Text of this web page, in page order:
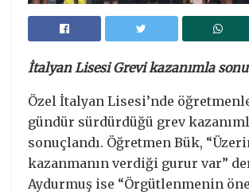
İtalyan Lisesi Grevi kazanımla
Özel İtalyan Lisesi’nde
gündür sürdürdüğü grev
sonuçlandı. Öğretmen Bük,
kazanmanın verdiği gurur var”
Aydurmuş ise “Örgütlenmenin